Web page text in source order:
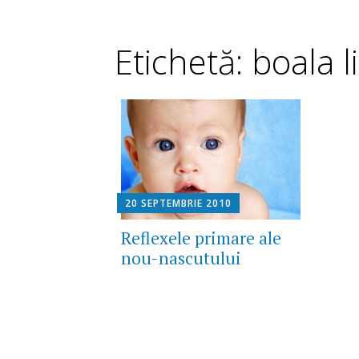
Etichetă: boala
20 SEPTEMBRIE 2010
Reflexele primare ale
nou-nascutului